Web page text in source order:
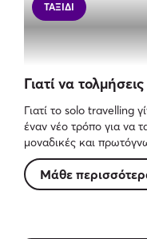
ΤΑΞΊΔΙ
Γιατί να
Γιατί το solo travelling
έναν νέο τρόπο για να
μοναδικές και
Μάθε